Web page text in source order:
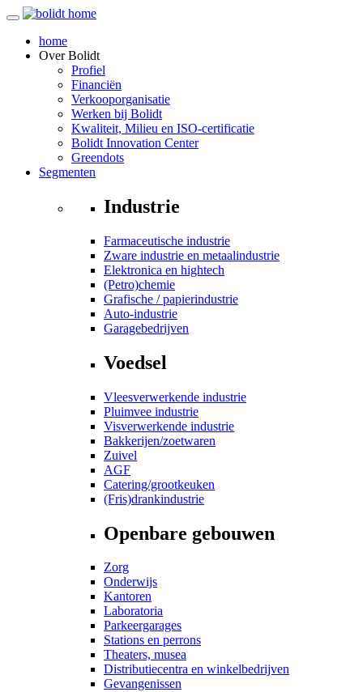
home
OverBolidt
Profiel
Financiën
Verkooporganisatie
Werken bij Bolidt
Kwaliteit, Milieu en ISO-certificatie
Bolidt Innovation Center
Greendots
Segmenten
Industrie
Farmaceutische industrie
Zware industrie en metaalindustrie
Elektronica en hightech
(Petro)chemie
Grafische / papierindustrie
Auto-industrie
Garagebedrijven
Voedsel
Vleesverwerkende industrie
Pluimvee industrie
Visverwerkende industrie
Bakkerijen/zoetwaren
Zuivel
AGF
Catering/grootkeuken
(Fris)drankindustrie
Openbare gebouwen
Zorg
Onderwijs
Kantoren
Laboratoria
Parkeergarages
Stations en perrons
Theaters, musea
Distributiecentra en winkelbedrijven
Gevangenissen